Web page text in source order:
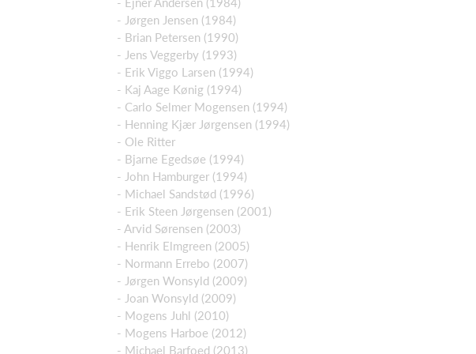
- Jørgen Jensen (1984)
- Brian Petersen (1990)
- Jens Veggerby (1993)
- Erik Viggo Larsen (1994)
- Kaj Aage Kønig (1994)
- Carlo Selmer Mogensen (1994)
- Henning Kjær Jørgensen (1994)
- Ole Ritter
- Bjarne Egedsøe (1994)
- John Hamburger (1994)
- Michael Sandstød (1996)
- Erik Steen Jørgensen (2001)
- Arvid Sørensen (2003)
- Henrik Elmgreen (2005)
- Normann Errebo (2007)
- Jørgen Wonsyld (2009)
- Joan Wonsyld (2009)
- Mogens Juhl (2010)
- Mogens Harboe (2012)
- Michael Barfoed (2013)